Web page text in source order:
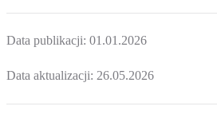
Data publikacji: 01.01.2026
Data aktualizacji: 26.05.2026